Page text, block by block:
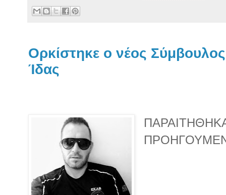
Ορκίστηκε ο νέος
Ίδας